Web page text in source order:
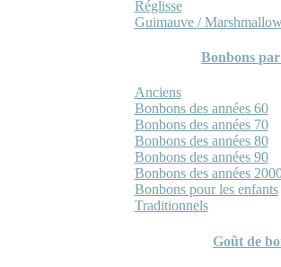
Réglisse
Guimauve /
Bonbons
Anciens
Bonbons des années 60
Bonbons des années 70
Bonbons des années 80
Bonbons des années 90
Bonbons des années
Bonbons pour les enfants
Traditionnels
Goût de